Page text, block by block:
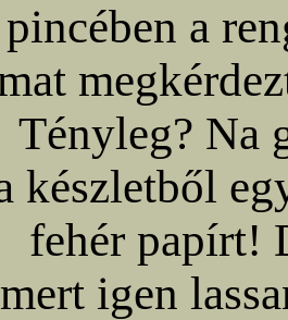
pincében a
Tényleg? Na
készletből
fehér papírt!
igen